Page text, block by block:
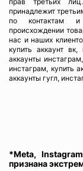
принадлежит
по контактам
происхождении
нас и наших
купить аккаунт вк,
аккаунты
инстаграм, купить
аккаунты гугл,
*Meta,
признана